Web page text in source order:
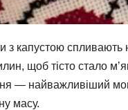
з капустою спливають
щоб тісто стало
— найважливіший
масу.